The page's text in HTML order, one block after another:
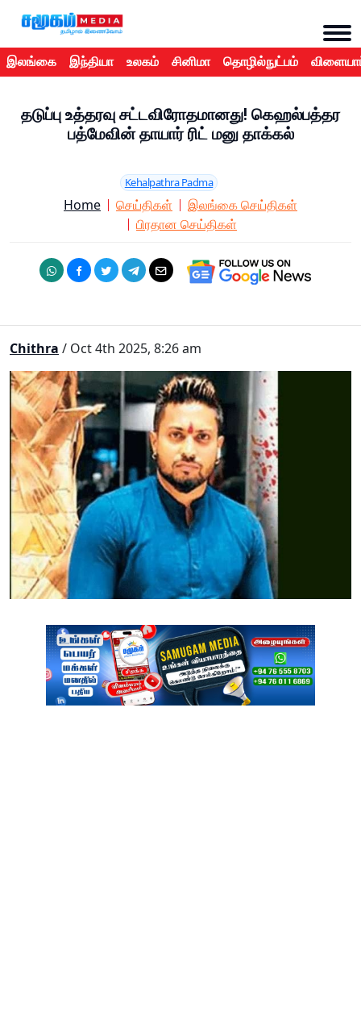
இலங்கை இந்தியா உலகம் சினிமா தொழில்நுட்பம்
தடுப்பு உத்தரவு சட்டவிரோதமானது! கெஹல்பத்தர
பத்மேவின் தாயார் ரிட் மனு தாக்கல்
Kehalpathra Padma
Home செய்திகள்
இலங்கை செய்திகள்
பிரதான செய்திகள்
Chithra / Oct 4th 2025, 8:26 am